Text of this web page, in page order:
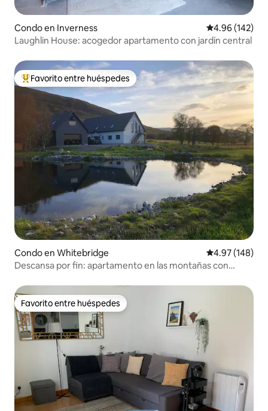
Condo en Inverness Calificación
4.96 (142)
Laughlin House: acogedor apartamento con jardín central
Favorito entre huéspedes preferido
Favorito entre huéspedes
Condo en Whitebridge Calificación
4.97 (148)
Descansa por fin: apartamento en las montañas con
Favorito entre huéspedes
Favorito entre huéspedes